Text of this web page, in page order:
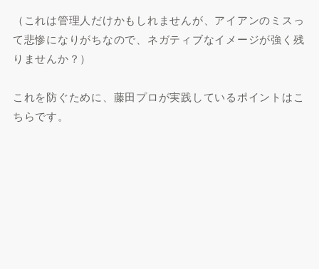
（これは管理人だけかもしれませんが、アイアンのミスっ
て悲惨になりがちなので、ネガティブなイメージが強く残
りませんか？）
これを防ぐために、藤田プロが実践しているポイントはこ
ちらです。